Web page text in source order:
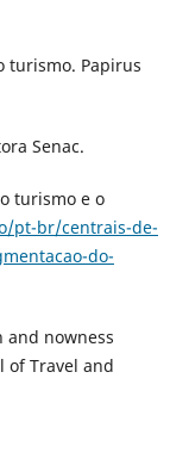
turismo. Papirus
Senac.
turismo e o
pt-br/centrais-de-
do-
and nowness
of Travel and